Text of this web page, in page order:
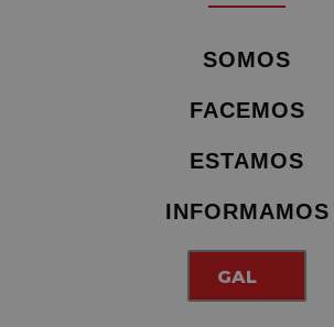
SOMOS
FACEMOS
ESTAMOS
INFORMAMOS
GAL